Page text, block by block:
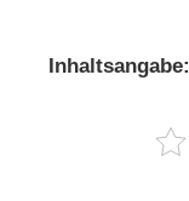
Inhaltsangabe: